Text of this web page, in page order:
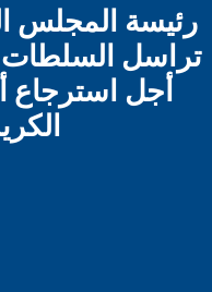
رئيسة المجلس
تراسل السلطات
أجل استرجاع